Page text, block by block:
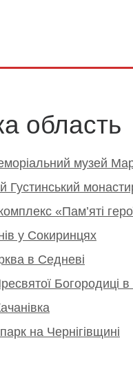
область
музей
Густинський
«Пам’яті
у Сокиринцях
в Седневі
Богородиці в
на Чернігівщині